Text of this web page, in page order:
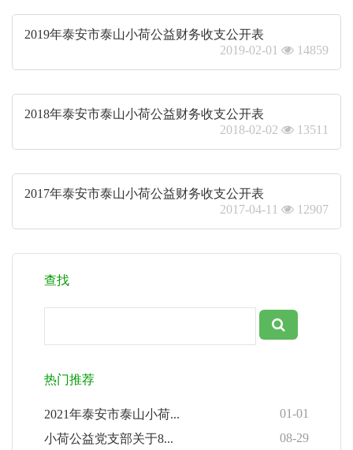
2019年泰安市泰山小荷公益财务收支公开表
2019-02-01
14859
2018年泰安市泰山小荷公益财务收支公开表
2018-02-02
13511
2017年泰安市泰山小荷公益财务收支公开表
2017-04-11
12907
查找
热门推荐
2021年泰安市泰山小荷...
01-01
小荷公益党支部关于8...
08-29